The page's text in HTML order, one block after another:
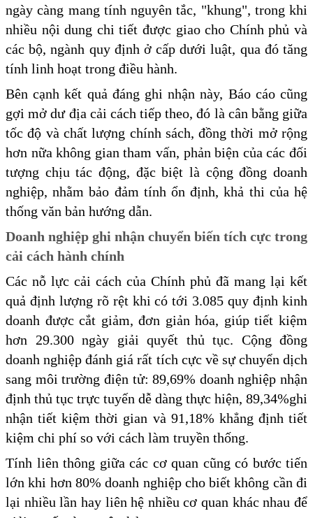
ngày càng mang tính nguyên tắc, "khung", trong khi
nhiều nội dung chi tiết được giao cho Chính phủ và
các bộ, ngành quy định ở cấp dưới luật, qua đó tăng
tính linh hoạt trong điều hành.
Bên cạnh kết quả đáng ghi nhận này, Báo cáo cũng
gợi mở dư địa cải cách tiếp theo, đó là cân bằng giữa
tốc độ và chất lượng chính sách, đồng thời mở rộng
hơn nữa không gian tham vấn, phản biện của các đối
tượng chịu tác động, đặc biệt là cộng đồng doanh
nghiệp, nhằm bảo đảm tính ổn định, khả thi của hệ
thống văn bản hướng dẫn.
Doanh nghiệp ghi nhận chuyển biến tích cực trong
cải cách hành chính
Các nỗ lực cải cách của Chính phủ đã mang lại kết
quả định lượng rõ rệt khi có tới 3.085 quy định kinh
doanh được cắt giảm, đơn giản hóa, giúp tiết kiệm
hơn 29.300 ngày giải quyết thủ tục. Cộng đồng
doanh nghiệp đánh giá rất tích cực về sự chuyển dịch
sang môi trường điện tử: 89,69% doanh nghiệp nhận
định thủ tục trực tuyến dễ dàng thực hiện, 89,34%ghi
nhận tiết kiệm thời gian và 91,18% khẳng định tiết
kiệm chi phí so với cách làm truyền thống.
Tính liên thông giữa các cơ quan cũng có bước tiến
lớn khi hơn 80% doanh nghiệp cho biết không cần đi
lại nhiều lần hay liên hệ nhiều cơ quan khác nhau để